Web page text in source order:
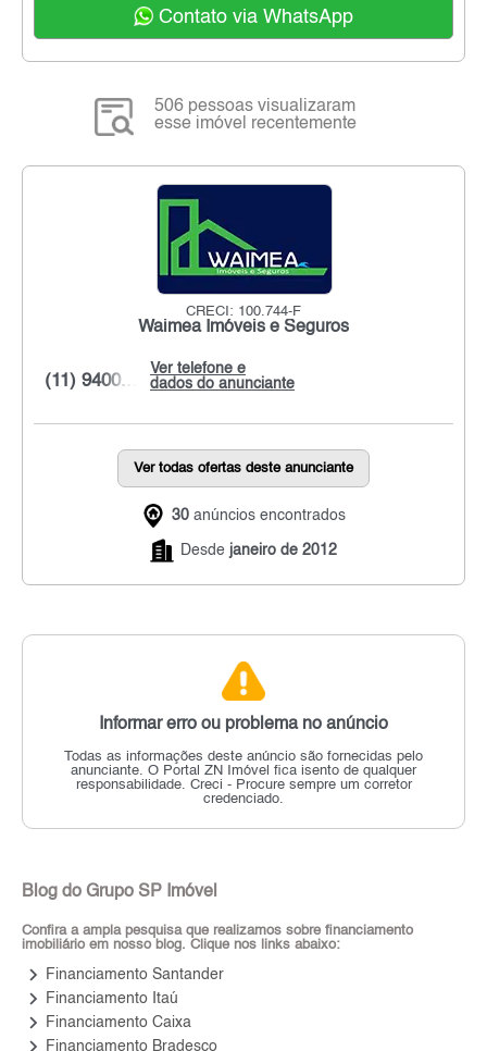
Contato via WhatsApp
506 pessoas visualizaram
esse imóvel recentemente
CRECI: 100.744-F
Waimea Imóveis e Seguros
Ver telefone e
dados do anunciante
(11) 9400...
Ver todas ofertas deste anunciante
30 anúncios encontrados
Desde janeiro de 2012
Informar erro ou problema no anúncio
Todas as informações deste anúncio são fornecidas pelo
anunciante. O Portal ZN Imóvel fica isento de qualquer
responsabilidade. Creci - Procure sempre um corretor
credenciado.
Blog do Grupo SP Imóvel
Confira a ampla pesquisa que realizamos sobre financiamento
imobiliário em nosso blog. Clique nos links abaixo:
keyboard_arrow_right Financiamento Santander
keyboard_arrow_right Financiamento Itaú
keyboard_arrow_right Financiamento Caixa
Financiamento Bradesco